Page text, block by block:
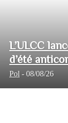
L’ULCC
d’été
Pol - 08/08/26